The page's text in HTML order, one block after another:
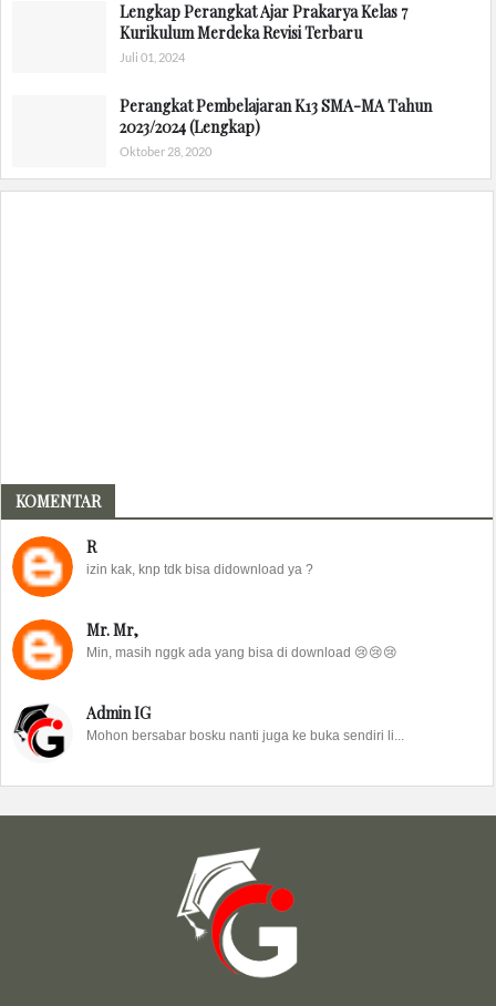
Lengkap Perangkat Ajar Prakarya Kelas 7
Kurikulum Merdeka Revisi Terbaru
Juli 01, 2024
Perangkat Pembelajaran K13 SMA-MA Tahun
2023/2024 (Lengkap)
Oktober 28, 2020
KOMENTAR
R
izin kak, knp tdk bisa didownload ya ?
Mr. Mr,
Min, masih nggk ada yang bisa di download 😢😢😢
Admin IG
Mohon bersabar bosku nanti juga ke buka sendiri li...